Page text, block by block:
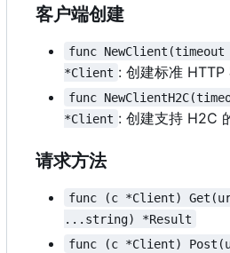
客户端创建
func
*Client : 创建标准 HTTP
func
*Client : 创建支持 H2C
请求方法
func (c *Client)
...string) *Result
func (c *Client)